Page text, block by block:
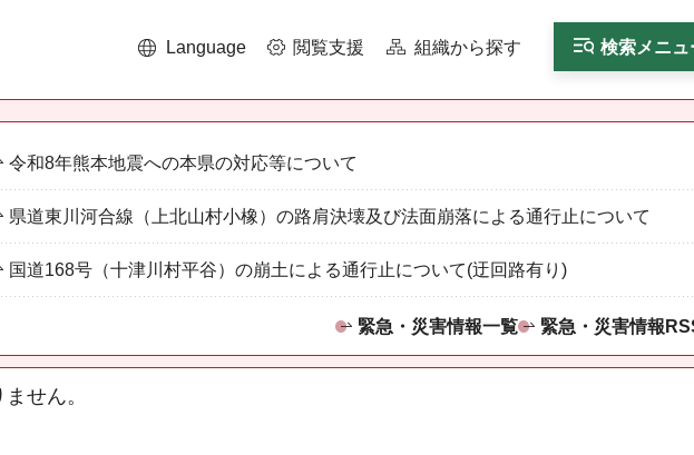
Language 閲覧支援 組織から探す 検索メニュ
令和8年熊本地震への本県の対応等について
県道東川河合線（上北山村小橡）の路肩決壊及び法面崩落による通行止について
国道168号（十津川村平谷）の崩土による通行止について(迂回路有り)
緊急・災害情報一覧 緊急・災害情報
せん。